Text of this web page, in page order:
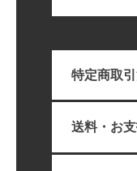
特定商取
送料・お